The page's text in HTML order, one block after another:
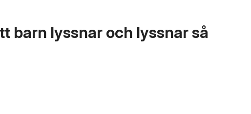
barn lyssnar och lyssnar så